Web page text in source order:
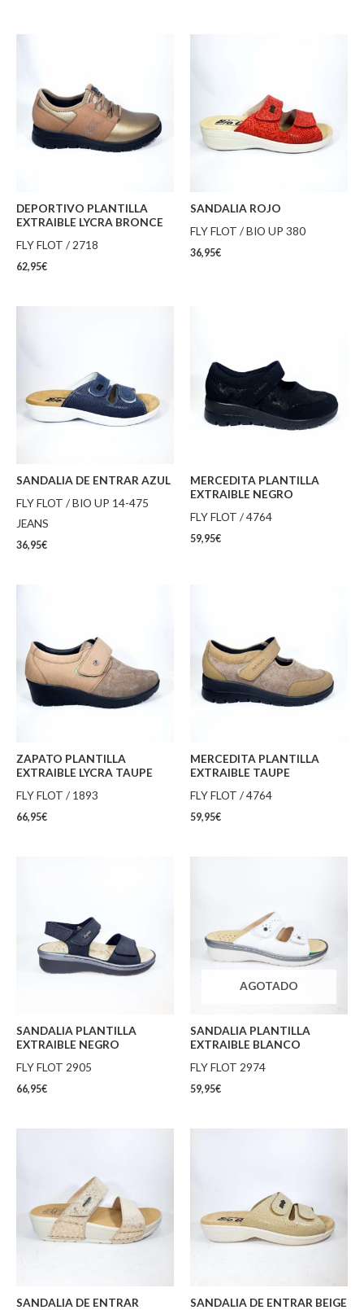
DEPORTIVO PLANTILLA
EXTRAIBLE LYCRA BRONCE
FLY FLOT / 2718
62,95€
SANDALIA ROJO
FLY FLOT / BIO UP 380
36,95€
SANDALIA DE ENTRAR AZUL
FLY FLOT / BIO UP 14-475
JEANS
36,95€
MERCEDITA PLANTILLA
EXTRAIBLE NEGRO
FLY FLOT / 4764
59,95€
ZAPATO PLANTILLA
EXTRAIBLE LYCRA TAUPE
FLY FLOT / 1893
66,95€
MERCEDITA PLANTILLA
EXTRAIBLE TAUPE
FLY FLOT / 4764
59,95€
SANDALIA PLANTILLA
EXTRAIBLE NEGRO
FLY FLOT 2905
66,95€
AGOTADO
SANDALIA PLANTILLA
EXTRAIBLE BLANCO
FLY FLOT 2974
59,95€
SANDALIA DE ENTRAR
SANDALIA DE ENTRAR BEIGE